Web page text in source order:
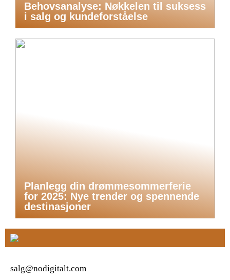
Behovsanalyse: Nøkkelen til suksess
i salg og kundeforståelse
Planlegg din drømmesommerferie
for 2025: Nye trender og spennende
destinasjoner
salg@nodigitalt.com